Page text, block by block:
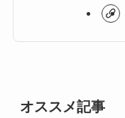
オススメ記事